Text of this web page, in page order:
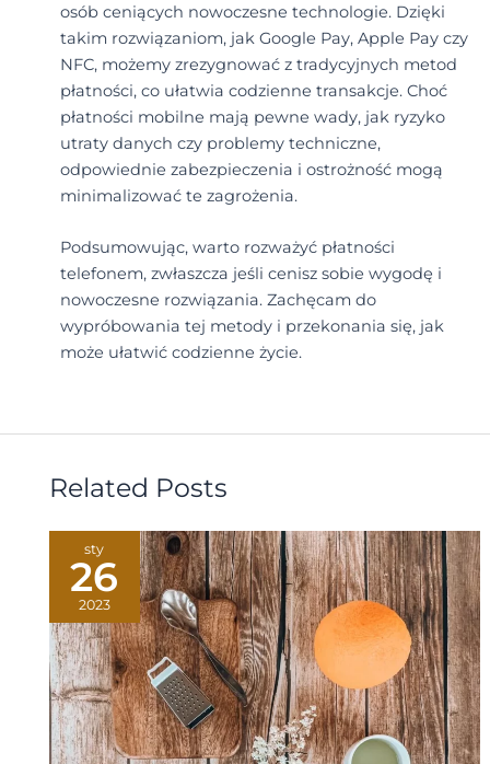
osób ceniących nowoczesne technologie. Dzięki
takim rozwiązaniom, jak Google Pay, Apple Pay czy
NFC, możemy zrezygnować z tradycyjnych metod
płatności, co ułatwia codzienne transakcje. Choć
płatności mobilne mają pewne wady, jak ryzyko
utraty danych czy problemy techniczne,
odpowiednie zabezpieczenia i ostrożność mogą
minimalizować te zagrożenia.
Podsumowując, warto rozważyć płatności
telefonem, zwłaszcza jeśli cenisz sobie wygodę i
nowoczesne rozwiązania. Zachęcam do
wypróbowania tej metody i przekonania się, jak
może ułatwić codzienne życie.
Related Posts
sty
26
2023